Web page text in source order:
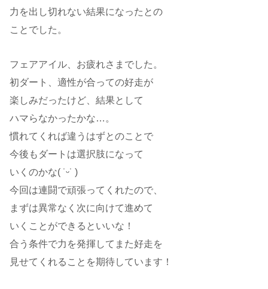
力を出し切れない結果になったとの
ことでした。
フェアアイル、お疲れさまでした。
初ダート、適性が合っての好走が
楽しみだったけど、結果として
ハマらなかったかな…。
慣れてくれば違うはずとのことで
今後もダートは選択肢になって
いくのかな( ˙ᵕ​˙ )
今回は連闘で頑張ってくれたので、
まずは異常なく次に向けて進めて
いくことができるといいな！
合う条件で力を発揮してまた好走を
見せてくれることを期待しています！